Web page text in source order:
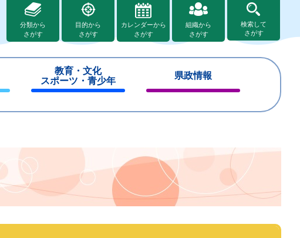
分類から
さがす
目的から
さがす
カレンダーから
さがす
組織から
さがす
検索して
さがす
教育・文化
スポーツ・青少年
じ
県政情報
じ